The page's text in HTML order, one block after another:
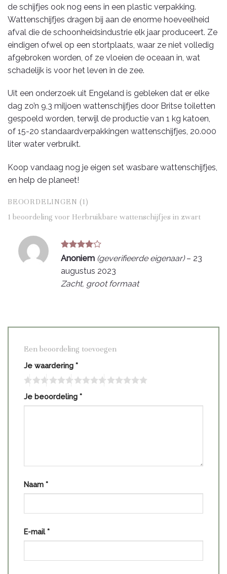
de schijfjes ook nog eens in een plastic verpakking.
Wattenschijfjes dragen bij aan de enorme hoeveelheid
afval die de schoonheidsindustrie elk jaar produceert. Ze
eindigen ofwel op een stortplaats, waar ze niet volledig
afgebroken worden, of ze vloeien de oceaan in, wat
schadelijk is voor het leven in de zee.
Uit een onderzoek uit Engeland is gebleken dat er elke
dag zo’n 9,3 miljoen wattenschijfjes door Britse toiletten
gespoeld worden, terwijl de productie van 1 kg katoen,
of 15-20 standaardverpakkingen wattenschijfjes, 20.000
liter water verbruikt.
Koop vandaag nog je eigen set wasbare wattenschijfjes,
en help de planeet!
BEOORDELINGEN (1)
1 beoordeling voor Herbruikbare wattenschijfjes in zwart
Gewaardeerd
Anoniem (geverifieerde eigenaar) – 23
augustus 2023
Zacht, groot formaat
Een beoordeling toevoegen
Je waardering *
Je beoordeling *
Naam *
E-mail*